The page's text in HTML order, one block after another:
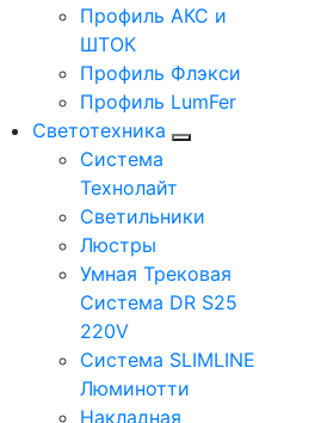
Профиль АКС и
ШТОК
Профиль Флэкси
Профиль LumFer
Светотехника
Система
Технолайт
Светильники
Люстры
Умная Трековая
Система DR S25
220V
Система SLIMLINE
Люминотти
Накладная